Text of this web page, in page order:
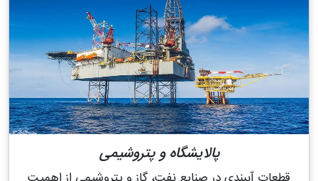
پالایشگاه و پتروشیمی